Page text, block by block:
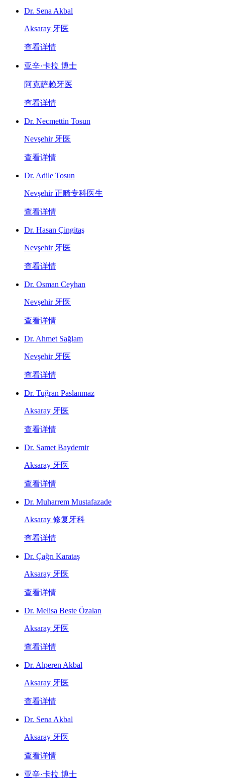
Dr. Sena Akbal
Aksaray 牙医
查看详情
亚辛·卡拉 博士
阿克萨赖牙医
查看详情
Dr. Necmettin Tosun
Nevşehir 牙医
查看详情
Dr. Adile Tosun
Nevşehir 正畸专科医生
查看详情
Dr. Hasan Çingitaş
Nevşehir 牙医
查看详情
Dr. Osman Ceyhan
Nevşehir 牙医
查看详情
Dr. Ahmet Sağlam
Nevşehir 牙医
查看详情
Dr. Tuğran Paslanmaz
Aksaray 牙医
查看详情
Dr. Samet Baydemir
Aksaray 牙医
查看详情
Dr. Muharrem Mustafazade
Aksaray 修复牙科
查看详情
Dr. Çağrı Karataş
Aksaray 牙医
查看详情
Dr. Melisa Beste Özalan
Aksaray 牙医
查看详情
Dr. Alperen Akbal
Aksaray 牙医
查看详情
Dr. Sena Akbal
Aksaray 牙医
查看详情
亚辛·卡拉 博士